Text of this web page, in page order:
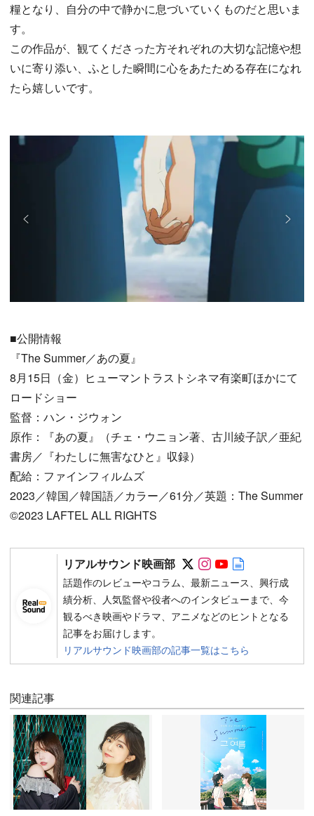
糧となり、自分の中で静かに息づいていくものだと思いま
す。
この作品が、観てくださった方それぞれの大切な記憶や想
いに寄り添い、ふとした瞬間に心をあたためる存在になれ
たら嬉しいです。
■公開情報
『The Summer／あの夏』
8月15日（金）ヒューマントラストシネマ有楽町ほかにて
ロードショー
監督：ハン・ジウォン
原作：『あの夏』（チェ・ウニョン著、古川綾子訳／亜紀
書房／『わたしに無害なひと』収録）
配給：ファインフィルムズ
2023／韓国／韓国語／カラー／61分／英題：The Summer
©2023 LAFTEL ALL RIGHTS
リアルサウンド映画部 Follow on SNS
Follow on SNS
Follow on
話題作のレビューやコラム、最新ニュース、興行成
績分析、人気監督や役者へのインタビューまで、今
観るべき映画やドラマ、アニメなどのヒントとなる
記事をお届けします。
リアルサウンド映画部の記事一覧はこちら
関連記事